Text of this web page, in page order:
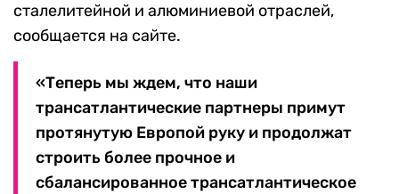
сталелитейной и алюминиевой отраслей,
сообщается на сайте.
«Теперь мы ждем, что наши
трансатлантические партнеры примут
протянутую Европой руку и продолжат
строить более прочное и
сбалансированное трансатлантическое